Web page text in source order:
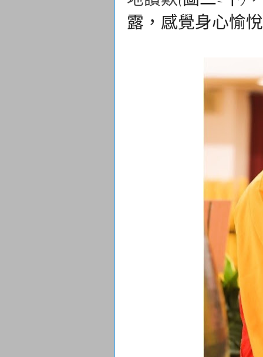
露，感覺身心愉